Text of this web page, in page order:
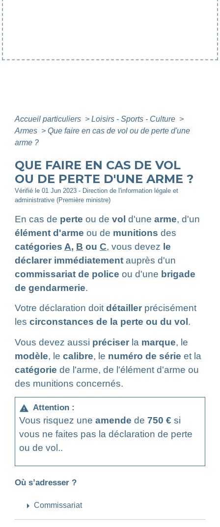
Accueil particuliers > Loisirs - Sports - Culture >
Armes > Que faire en cas de vol ou de perte d'une
arme ?
QUE FAIRE EN CAS DE VOL
OU DE PERTE D'UNE ARME ?
Vérifié le 01 Jun 2023 - Direction de l'information légale et
administrative (Première ministre)
En cas de perte ou de vol d'une arme, d'un
élément d'arme ou de munitions des
catégories A, B ou C, vous devez le
déclarer immédiatement auprès d'un
commissariat de police ou d'une brigade
de gendarmerie.
Votre déclaration doit détailler précisément
les circonstances de la perte ou du vol .
Vous devez aussi préciser la marque, le
modèle, le calibre, le numéro de série et la
catégorie de l'arme, de l'élément d'arme ou
des munitions concernés.
warning Attention :
Vous risquez une amende de 750 € si
vous ne faites pas la déclaration de perte
ou de vol..
Où s’adresser ?
arrow_right Commissariat